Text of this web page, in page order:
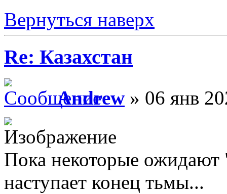
Вернуться наверх
Re: Казахстан
Andrew » 06 янв
Пока некоторые ожидают
наступает конец тьмы...